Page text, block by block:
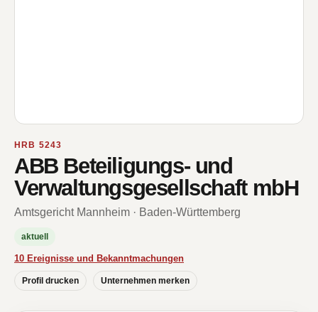
HRB 5243
ABB Beteiligungs- und
Verwaltungsgesellschaft mbH
Amtsgericht Mannheim · Baden-Württemberg
aktuell
10 Ereignisse und Bekanntmachungen
Profil drucken Unternehmen merken